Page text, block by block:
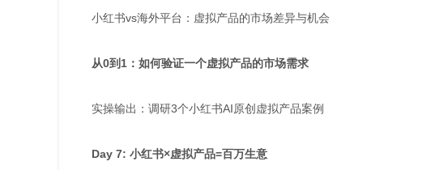
小红书vs海外平台：虚拟产品的市场差异与机会
从0到1：如何验证一个虚拟产品的市场需求
实操输出：调研3个小红书AI原创虚拟产品案例
Day 7: 小红书×虚拟产品=百万生意